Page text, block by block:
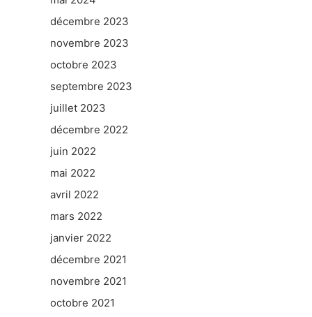
décembre 2023
novembre 2023
octobre 2023
septembre 2023
juillet 2023
décembre 2022
juin 2022
mai 2022
avril 2022
mars 2022
janvier 2022
décembre 2021
novembre 2021
octobre 2021